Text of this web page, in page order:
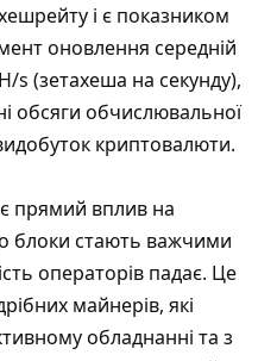
і є показником
оновлення середній
s (зетахеша на секунду),
обсяги обчислювальної
криптовалюти.
прямий вплив на
блоки стають важчими
операторів падає. Це
майнерів, які
обладнанні та з